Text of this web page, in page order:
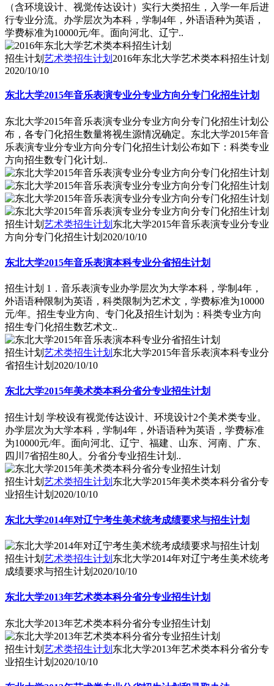
（含环境设计、视觉传达设计）实行大类招生，入学一年后进
行专业分流。办学层次为本科，学制4年，外语语种为英语，
学费标准为10000元/年。面向河北、辽宁..
招生计划 艺术类招生计划 2016年东北大学艺术类本科招生计划
2020/10/10
东北大学2015年音乐表演专业分专业方向分专门化招生计划
东北大学2015年音乐表演专业分专业方向分专门化招生计划公
布，各专门化招生数量将视生源情况确定。东北大学2015年音
乐表演专业分专业方向分专门化招生计划公布如下：科类专业
方向招生数专门化计划..
招生计划 艺术类招生计划 东北大学2015年音乐表演专业分专业
方向分专门化招生计划 2020/10/10
东北大学2015年音乐表演本科专业分省招生计划
招生计划 1．音乐表演专业办学层次为大学本科，学制4年，
外语语种限制为英语，科类限制为艺术文，学费标准为10000
元/年。招生专业方向、专门化及招生计划为：科类专业方向
招生专门化招生数艺术文..
招生计划 艺术类招生计划 东北大学2015年音乐表演本科专业分
省招生计划 2020/10/10
东北大学2015年美术类本科分省分专业招生计划
招生计划 学校设有视觉传达设计、环境设计2个美术类专业。
办学层次为大学本科，学制4年，外语语种为英语，学费标准
为10000元/年。面向河北、辽宁、福建、山东、河南、广东、
四川7省招生80人。分省分专业招生计划..
招生计划 艺术类招生计划 东北大学2015年美术类本科分省分专
业招生计划 2020/10/10
东北大学2014年对辽宁考生美术统考成绩要求与招生计划
招生计划 艺术类招生计划 东北大学2014年对辽宁考生美术统考
成绩要求与招生计划 2020/10/10
东北大学2013年艺术类本科分省分专业招生计划
东北大学2013年艺术类本科分省分专业招生计划
招生计划 艺术类招生计划 东北大学2013年艺术类本科分省分专
业招生计划 2020/10/10